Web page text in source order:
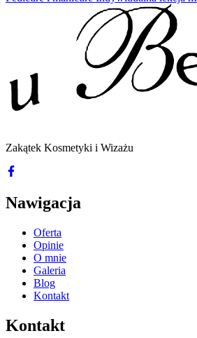
Zakątek Kosmetyki i Wizażu
Nawigacja
Oferta
Opinie
O mnie
Galeria
Blog
Kontakt
Kontakt